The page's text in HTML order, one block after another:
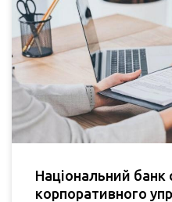
Національний
корпоративного